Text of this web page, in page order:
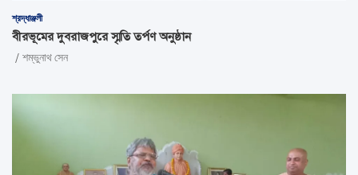
শ্রদ্ধাঞ্জলী
বীরভূমের দুবরাজপুরে স্মৃতি তর্পণ অনুষ্ঠান
শম্ভুনাথ সেন